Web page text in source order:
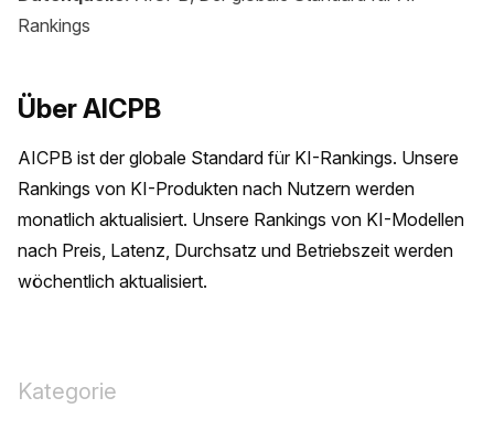
Rankings
Über AICPB
AICPB ist der globale Standard für KI-Rankings. Unsere
Rankings von KI-Produkten nach Nutzern werden
monatlich aktualisiert. Unsere Rankings von KI-Modellen
nach Preis, Latenz, Durchsatz und Betriebszeit werden
wöchentlich aktualisiert.
Kategorie